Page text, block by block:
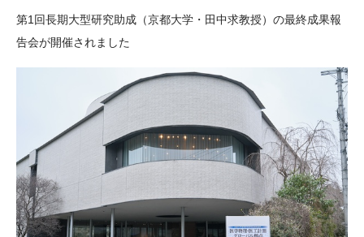
役員・評議員
中谷財団レポート
大学院生奨学金
ム
科学教育振興助成・
次世代理系人材育成プ
ログラム助成
基本方針
よくあるご質問
サイトマップ 中谷財団アーカイブ
English マイページ
第1回長期大型研究助成（京都大学・田中求教授）の最終成果報
告会が開催されました